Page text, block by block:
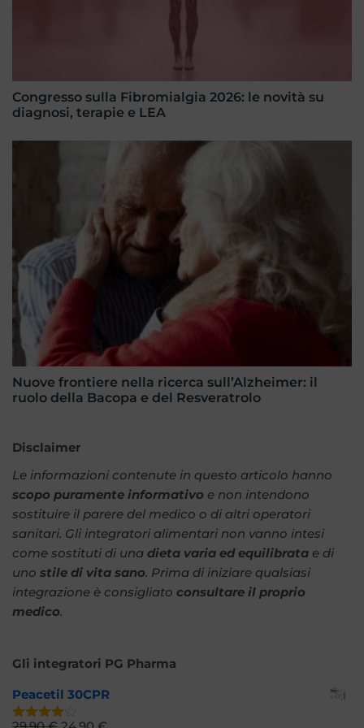
Congresso sulla Fibromialgia 2026: le novità su
diagnosi, terapie e LEA
Nuove frontiere nella ricerca sull’Alzheimer: il
ruolo della Bacopa e del Resveratrolo
Disclaimer
Le informazioni contenute in questo articolo hanno
scopo puramente informativo e non intendono
sostituire il parere del medico o di altri operatori
sanitari. Gli integratori alimentari non vanno intesi
come sostituti di una dieta varia ed equilibrata e di
uno stile di vita sano. Prima di iniziare qualsiasi
integrazione è consigliato consultare il proprio
medico.
Gli integratori PG Pharma
Peacetil 30CPR